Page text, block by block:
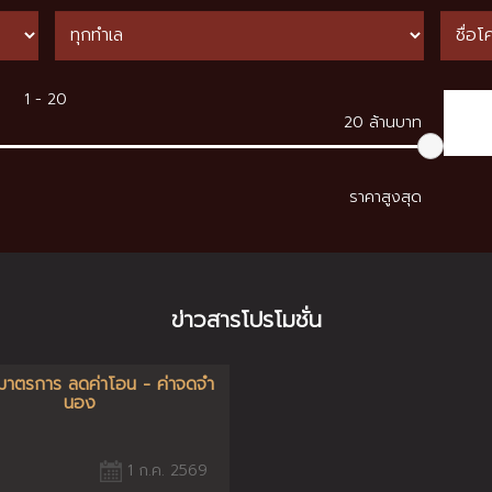
20 ล้านบาท
ราคาสูงสุด
ข่าวสารโปรโมชั่น
ตรการ ลดค่าโอน - ค่าจดจำ
นอง
1 ก.ค. 2569